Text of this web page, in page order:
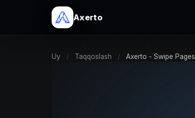
Axerto
Uy / Taqqoslash / Axerto - Swipe Pages